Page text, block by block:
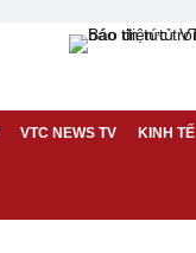
VTC NEWS TV KINH TẾ